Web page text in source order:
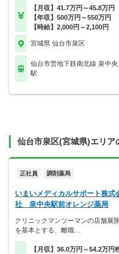
【月収】41.7万円～45.8万円
【年収】500万円～550万円
【時給】2,000円～2,100円
宮城県 仙台市泉区
仙台市営地下鉄南北線 泉中央
駅
仙台市泉区(宮城県)エリア
正社員 調剤薬局
いまいメディカルサポート株式
社 泉中央駅前オレンジ薬局
クリニックマンツーマンの店舗展開
を基本とする、離職…
【月収】36.0万円～54.2万円